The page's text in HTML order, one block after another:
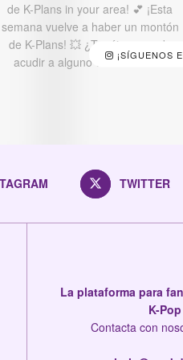
¡SÍGUENOS
TWITTER
La plataforma para
K-Pop
Contacta con